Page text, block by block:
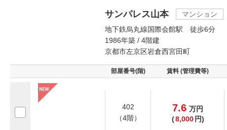
サンパレス山本
マンション
地下鉄烏丸線国際会館駅 徒歩6分
1986年築 / 4階建
京都市左京区岩倉西宮田町
部屋番号(階) 賃料 (管理費等)
402
（4階）
7.6 万円
(8,000 円)